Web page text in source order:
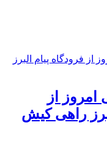
از
راهی کیش